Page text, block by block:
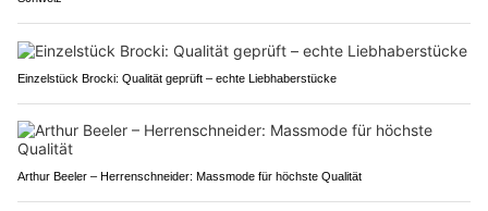
Einzelstück Brocki: Qualität geprüft – echte Liebhaberstücke
Arthur Beeler – Herrenschneider: Massmode für höchste Qualität